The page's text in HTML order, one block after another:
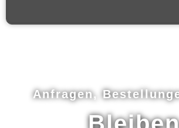
Anfragen,